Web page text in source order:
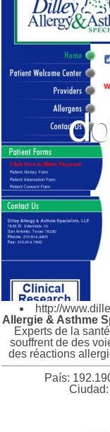
http://
Allergie & Asthme
Experts de la
souffrent de des
des réactions
País: